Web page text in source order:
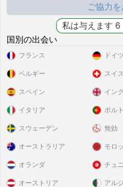
ご協力
国別の出会い
フランス
ベルギー
スペイン
イタリア
スウェーデン
ドイツ
スイス
イン
ポル
無効
オーストラリア
オランダ
オーストリア
モロ
チュ
アル